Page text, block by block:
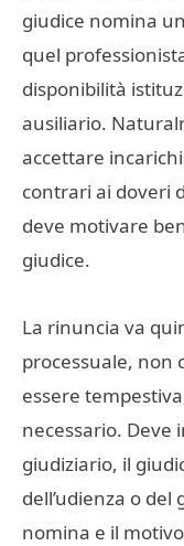
giudice nomina
quel
disponibilità
ausiliario.
accettare
contrari ai doveri
deve motivare
giudice.
La rinuncia va
processuale, non
essere
necessario. Deve
giudiziario, il
dell’udienza o
nomina e il